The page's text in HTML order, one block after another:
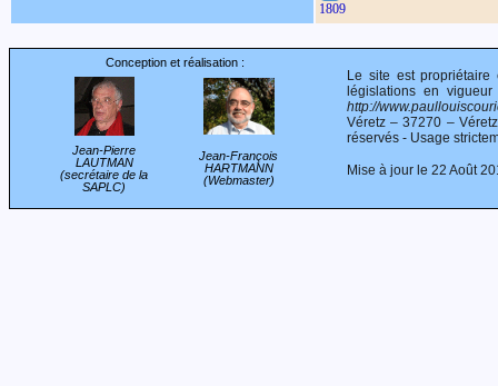
1809
Conception et réalisation :
Jean-Pierre
LAUTMAN
(secrétaire de la
SAPLC)
Jean-François
HARTMANN
(Webmaster)
Le site est
législations en
http://
Véretz – 37270 –
réservés - Usage
Mise à jour le 22 Août